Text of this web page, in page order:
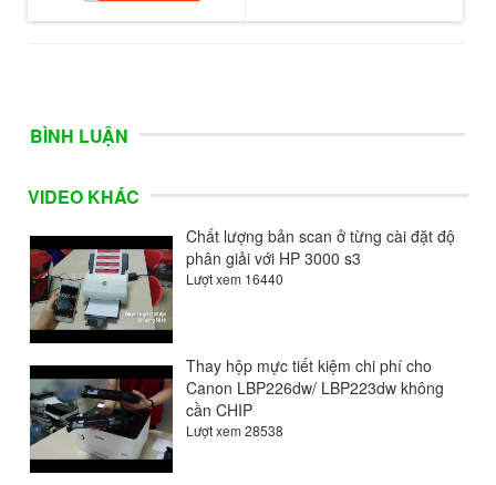
BÌNH LUẬN
VIDEO KHÁC
Chất lượng bản scan ở từng cài đặt độ
phân giải với HP 3000 s3
Lượt xem 16440
Thay hộp mực tiết kiệm chi phí cho
Canon LBP226dw/ LBP223dw không
cần CHIP
Lượt xem 28538